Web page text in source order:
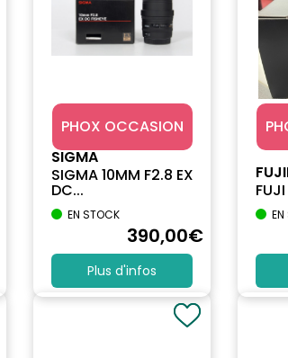
PHOX OCCASION
SIGMA
SIGMA 10MM F2.8 EX
DC...
EN STOCK
390,00€
Plus d'infos